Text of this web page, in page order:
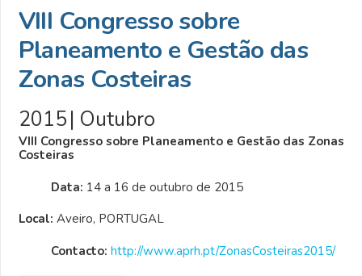
VIII Congresso sobre
Planeamento e Gestão das
Zonas Costeiras
2015| Outubro
VIII Congresso sobre Planeamento e Gestão das Zonas
Costeiras
Data: 14 a 16 de outubro de 2015
Local: Aveiro, PORTUGAL
Contacto: http://www.aprh.pt/ZonasCosteiras2015/